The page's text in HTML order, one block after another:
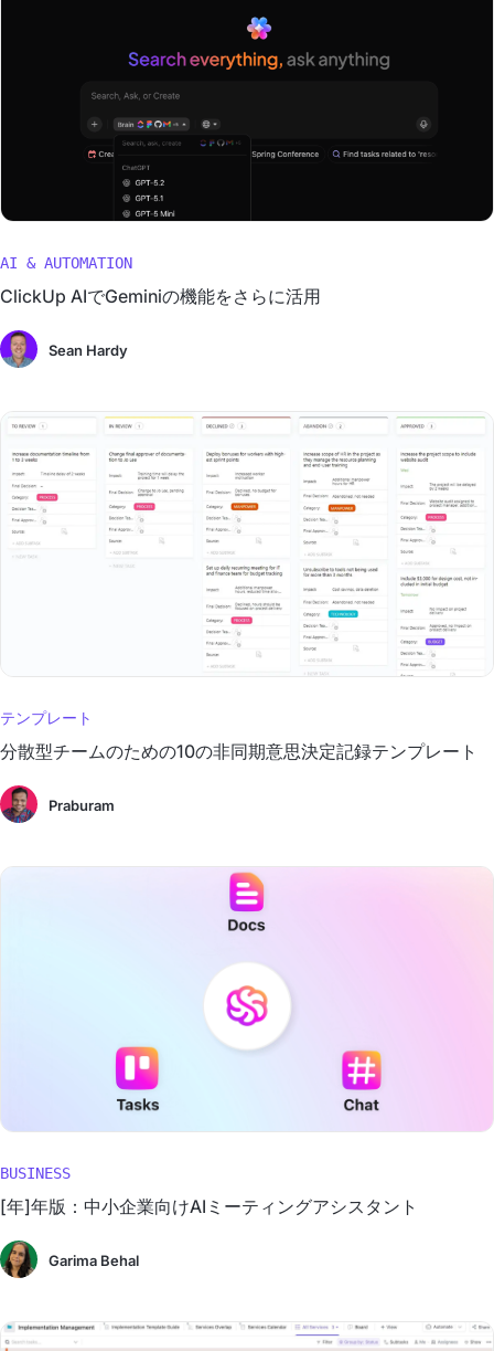
AI & AUTOMATION
ClickUp AIでGeminiの機能をさらに活用
Sean Hardy
テンプレート
分散型チームのための10の非同期意思決定記録テンプレート
Praburam
BUSINESS
[年]年版：中小企業向けAIミーティングアシスタント
Garima Behal